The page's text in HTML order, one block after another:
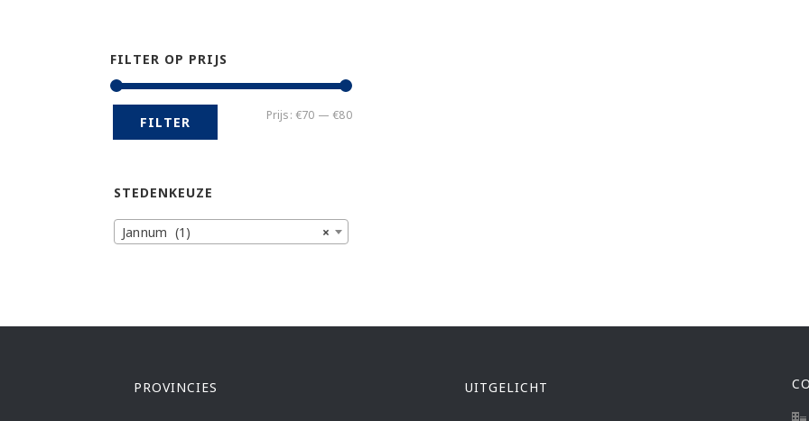
FILTER OP PRIJS
Min.
Max.
FILTER Prijs: €70 —€80
STEDENKEUZE
×
Jannum (1)
PROVINCIES UITGELICHT